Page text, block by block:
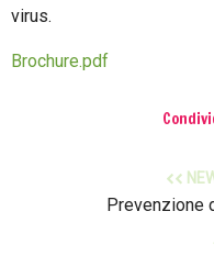
virus.
Brochure.pdf
Prevenzione